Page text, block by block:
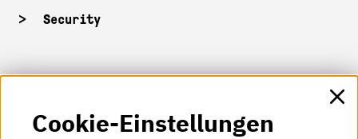
Security
HKA-Shop
HKA-Videos
Cookie-Einstellungen